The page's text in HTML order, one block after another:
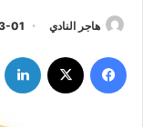
هاجر النادي 01